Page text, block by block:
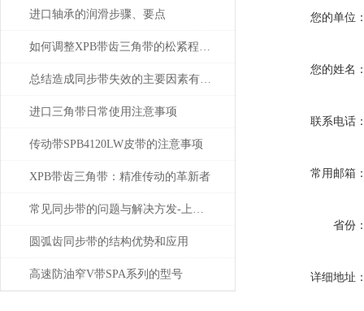
进口轴承的润滑步骤、要点
如何调整XPB带齿三角带的松紧程度？
总结造成同步带失效的主要因素有哪些，如何预防
进口三角带日常使用注意事项
传动带SPB4120LW皮带的注意事项
XPB带齿三角带：精准传动的革新者
常见同步带的问题与解决方发-上海赤丰
圆弧齿同步带的结构优势和应用
高速防油窄V带SPA系列的型号
您的单位
您的姓名
联系电话
常用邮箱
省份
详细地址